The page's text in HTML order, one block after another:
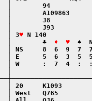
│        94
│        A109863
│        J8
│        J93
│ 3
♥ N 140
│        ♣
♦  ♥
♠
│ NS     8  6  9  7  7
│ E      5  6  3  5  5
│ W      :  7  4  :  :
│
│ 20     K1093
│ West   Q765